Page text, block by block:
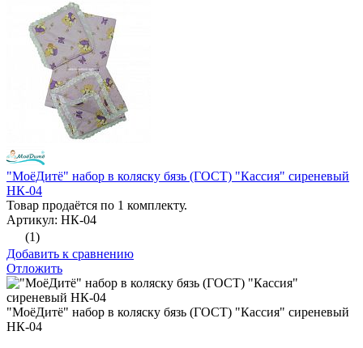
"МоёДитё" набор в коляску бязь (ГОСТ) "Кассия" сиреневый
НК-04
Товар продаётся по 1 комплекту.
Артикул: НК-04
(1)
Добавить к сравнению
Отложить
"МоёДитё" набор в коляску бязь (ГОСТ) "Кассия" сиреневый
НК-04